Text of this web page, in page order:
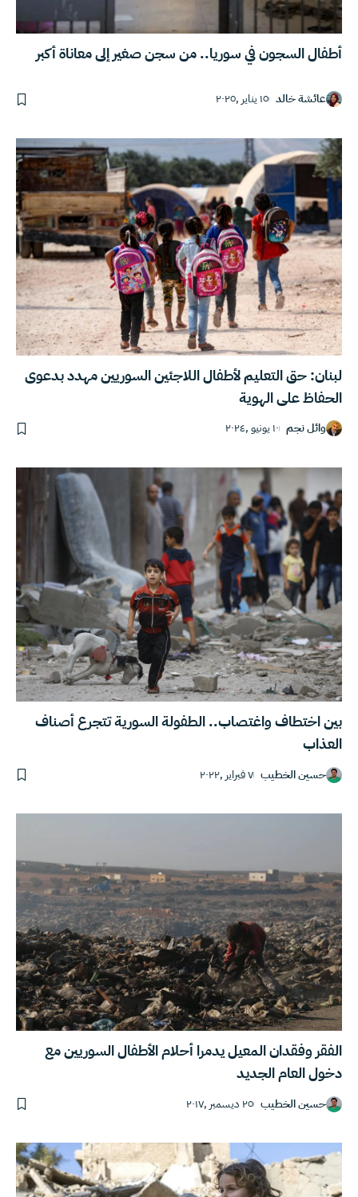
أطفال السجون في سوريا.. من سجن صغير إلى معاناة أكبر
عائشة خالد ١٥ يناير ,٢٠٢٥
لبنان: حق التعليم لأطفال اللاجئين السوريين مهدد بدعوى
الحفاظ على الهوية
وائل نجم ١٠ يونيو ,٢٠٢٤
بين اختطاف واغتصاب.. الطفولة السورية تتجرع أصناف
العذاب
حسين الخطيب ٧ فبراير ,٢٠٢٢
الفقر وفقدان المعيل يدمرا أحلام الأطفال السوريين مع
دخول العام الجديد
حسين الخطيب ٢٥ ديسمبر ,٢٠١٧